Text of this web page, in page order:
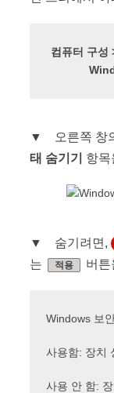
컴퓨터 구성
▼ 오른쪽 창
태 숨기기
항목
▼ 숨기려면,
는
적용 버튼
Windows 보
사용함: 장치
사용 안 함: